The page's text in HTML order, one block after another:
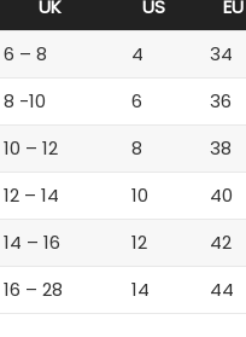
UK US
EU
6 – 8 4
34
8 -10 6
36
10 – 12 8
38
12 – 14 10
40
14 – 16 12
42
16 – 28 14 44